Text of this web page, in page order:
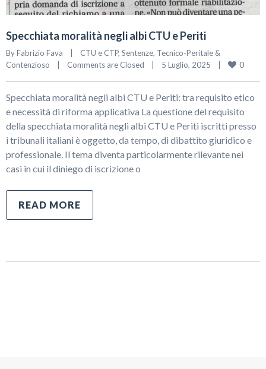
Specchiata moralità negli albi CTU e Periti
By Fabrizio Fava | CTU e CTP, Sentenze, Tecnico-Peritale &
Contenzioso
| Comments are Closed | 5 Luglio, 2025 | 0
Specchiata moralità negli albi CTU e Periti: tra requisito etico
e necessità di riforma applicativa La questione del requisito
della specchiata moralità negli albi CTU e Periti iscritti presso
i tribunali italiani è oggetto, da tempo, di dibattito giuridico e
professionale. Il tema diventa particolarmente rilevante nei
casi in cui il diniego di iscrizione o
READ MORE